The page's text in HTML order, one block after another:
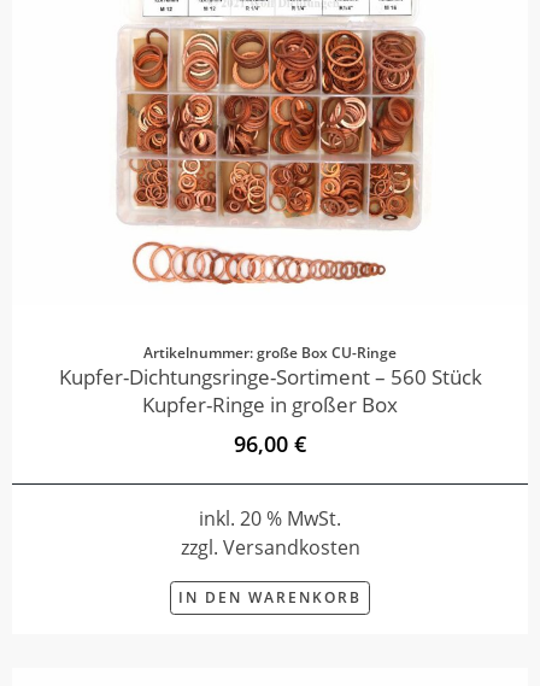
Artikelnummer: große Box CU-Ringe
Kupfer-Dichtungsringe-Sortiment – 560 Stück
Kupfer-Ringe in großer Box
96,00 €
inkl. 20 % MwSt.
zzgl. Versandkosten
IN DEN WARENKORB